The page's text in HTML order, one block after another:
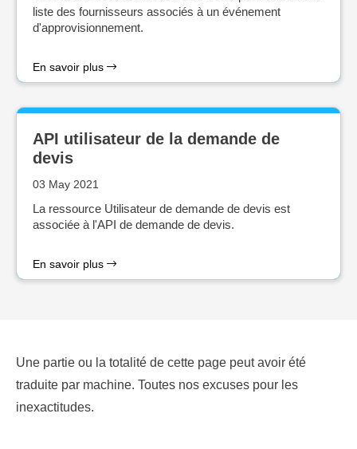
liste des fournisseurs associés à un événement
d'approvisionnement.
En savoir plus
API utilisateur de la demande de
devis
03 May 2021
La ressource Utilisateur de demande de devis est
associée à l'API de demande de devis.
En savoir plus
Une partie ou la totalité de cette page peut avoir été
traduite par machine. Toutes nos excuses pour les
inexactitudes.